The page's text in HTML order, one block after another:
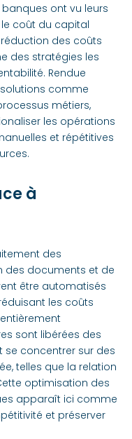
banques ont vu leurs
coût du capital
des coûts
des stratégies les
Rendue
comme
métiers,
les opérations
et répétitives
à
des
des documents et de
être automatisés
les coûts
sont libérées des
concentrer sur des
telles que la relation
optimisation des
apparaît ici comme
et préserver